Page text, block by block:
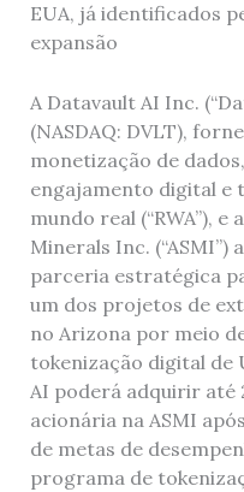
EUA, já identificados
expansão
A Datavault AI Inc.
(NASDAQ: DVLT),
monetização de
engajamento digital e
mundo real (“RWA”),
Minerals Inc. (“ASMI”)
parceria estratégica
um dos projetos de
no Arizona por meio
tokenização digital de
AI poderá adquirir até
acionária na ASMI
de metas de
programa de